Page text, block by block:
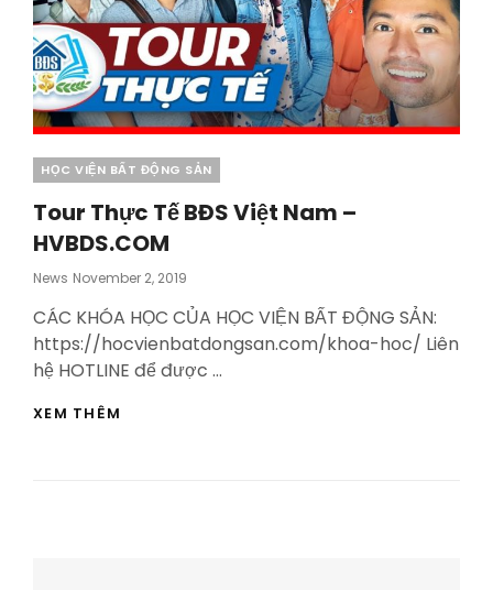
Categories
HỌC VIỆN BẤT ĐỘNG SẢN
Tour Thực Tế BĐS Việt Nam –
HVBDS.COM
News Posted
November 2, 2019
CÁC KHÓA HỌC CỦA HỌC VIỆN BẤT ĐỘNG SẢN:
https://hocvienbatdongsan.com/khoa-hoc/ Liên
hệ HOTLINE để được …
XEM THÊM